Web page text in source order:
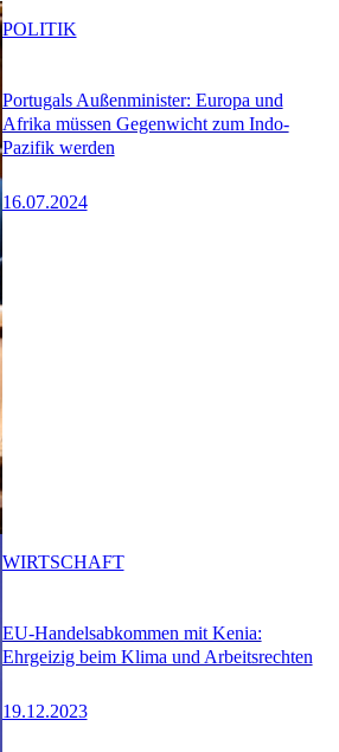
Portugals Außenminister: Europa und
Afrika müssen Gegenwicht zum Indo-
Pazifik werden
16.07.2024
POLITIK
EU-Handelsabkommen mit Kenia:
Ehrgeizig beim Klima und Arbeitsrechten
19.12.2023
WIRTSCHAFT